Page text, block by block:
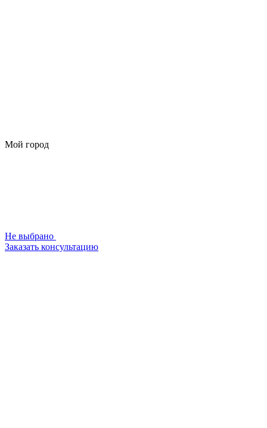
Мой город
Не выбрано
Заказать консультацию